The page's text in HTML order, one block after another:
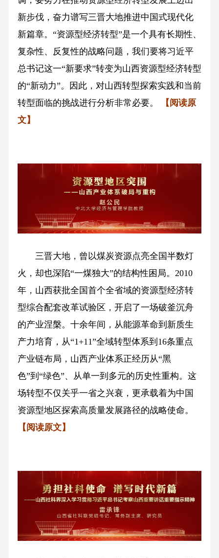
新步伐，奋力谱写三晋大地推进中国式现代化
新篇章。“资源型经济转型”是一个具有长期性、
复杂性、反复性的战略问题，我们要将习近平
总书记这一“新要求”转变为山西资源型经济转型
的“新动力”。因此，对山西转型探索实践和当前
转型面临的挑战进行分析非常必要。
【阅读原
文】
三晋大地，曾以煤炭资源点亮全国半数灯
火，却也深陷“一煤独大”的结构性困局。2010
年，山西获批全国首个全省域的资源型经济转
型综合配套改革试验区，开启了一场破釜沉舟
的产业涅槃。十余年间，从能源革命到新质生
产力培育，从“1+11”全域转型体系到16条重点
产业链布局，山西产业体系正经历从“黑
色”到“绿色”、从单一到多元的历史性重构。这
场转型不仅关乎一省之兴衰，更承载着为中国
资源型地区探索高质量发展路径的战略使命。
【阅读原文】